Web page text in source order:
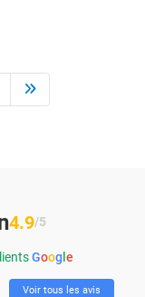
4.9/5
Google
Voir tous les avis